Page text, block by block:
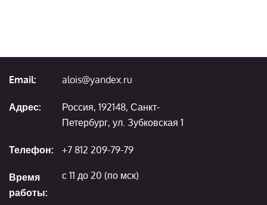
Email: alois@yandex.ru
Адрес:
Россия, 192148, Санкт-
Петербург, ул. Зубковская 1
Телефон: +7 812 209-79-79
Время
работы:
с 11 до 20 (по мск)